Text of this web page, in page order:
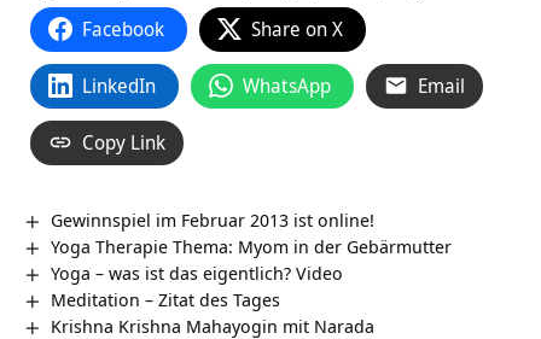
Facebook Share on X
LinkedIn WhatsApp Email
Copy Link
Gewinnspiel im Februar 2013 ist online!
Yoga Therapie Thema: Myom in der Gebärmutter
Yoga – was ist das eigentlich? Video
Meditation – Zitat des Tages
Krishna Krishna Mahayogin mit Narada